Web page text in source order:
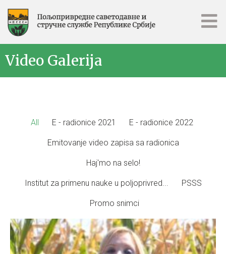
Video Galerija
All E - radionice 2021 E - radionice 2022
Emitovanje video zapisa sa radionica
Haj'mo na selo!
Institut za primenu nauke u poljoprivred... PSSS
Promo snimci